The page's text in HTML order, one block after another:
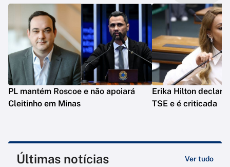
PL mantém Roscoe e não apoiará
Cleitinho em Minas
Erika Hilton declara
TSE e é criticada
Últimas notícias Ver tudo